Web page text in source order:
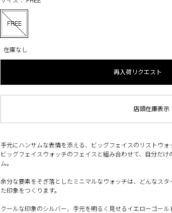
FREE
在庫なし
再入荷リクエスト
店頭在庫表示
手元にハンサムな表情を添える、ビッグフェイスのリストウォ
ビッグフェイスウォッチのフェイス と組み合わせて、自分だ
ム。
余分な要素をそぎ落としたミニマルなウォッチは、どんなス
た印象をつくります。
クールな印象のシルバー、手元を明るく見せるイエローゴー